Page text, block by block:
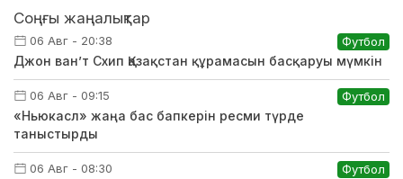
Соңғы жаңалықтар
06 Авг - 20:38 Футбол
Джон ван’т Схип Қазақстан құрамасын басқаруы мүмкін
06 Авг - 09:15 Футбол
«Ньюкасл» жаңа бас бапкерін ресми түрде
таныстырды
06 Авг - 08:30 Футбол